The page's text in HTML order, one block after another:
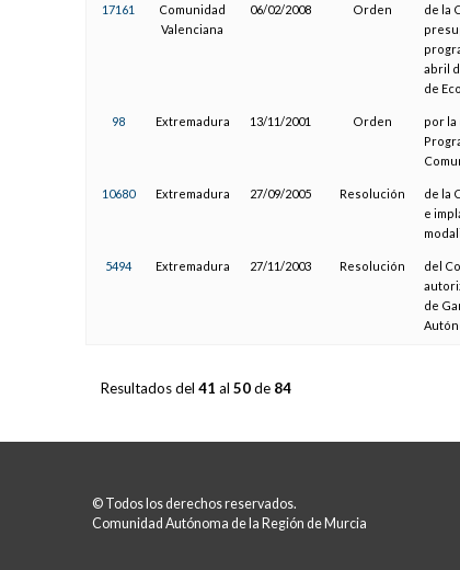
17161
Comunidad
Valenciana
06/02/2008 Orden
de la
abril
de
98 Extremadura 13/11/2001 Orden
por la
10680 Extremadura 27/09/2005 Resolución
de la
e
5494 Extremadura 27/11/2003 Resolución
del
de
Resultados del 41 al 50de 84
© Todos los derechos reservados.
Comunidad Autónoma de la Región de Murcia